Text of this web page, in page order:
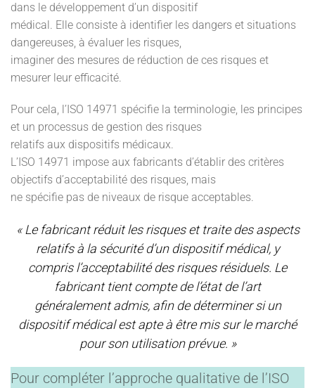
dans le développement d’un dispositif
médical. Elle consiste à identifier les dangers et situations
dangereuses, à évaluer les risques,
imaginer des mesures de réduction de ces risques et
mesurer leur efficacité.
Pour cela, l’ISO 14971 spécifie la terminologie, les principes
et un processus de gestion des risques
relatifs aux dispositifs médicaux.
L’ISO 14971 impose aux fabricants d’établir des critères
objectifs d’acceptabilité des risques, mais
ne spécifie pas de niveaux de risque acceptables.
« Le fabricant réduit les risques et traite des aspects
relatifs à la sécurité d’un dispositif médical, y
compris l’acceptabilité des risques résiduels. Le
fabricant tient compte de l’état de l’art
généralement admis, afin de déterminer si un
dispositif médical est apte à être mis sur le marché
pour son utilisation prévue. »
Pour compléter l’approche qualitative de l’ISO